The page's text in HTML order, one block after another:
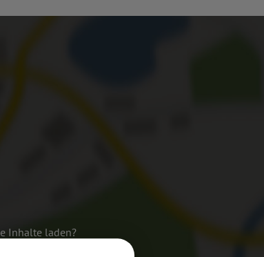
Inhalte laden?